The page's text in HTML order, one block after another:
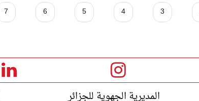
3
4
5
6
7
المديرية الجهوية للجزائر